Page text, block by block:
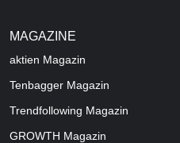
MAGAZINE
aktien Magazin
Tenbagger Magazin
Trendfollowing Magazin
GROWTH Magazin